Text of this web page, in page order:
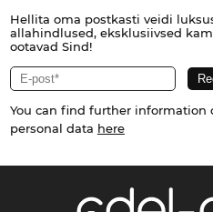
Hellita oma postkasti veidi
allahindlused, eksklusiivsed
ootavad Sind!
You can find further information
personal data here